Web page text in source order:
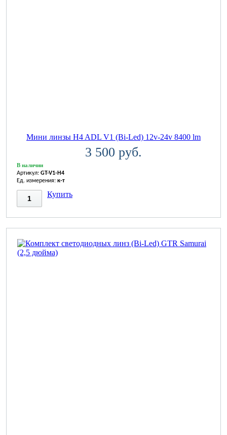
Мини линзы H4 ADL V1 (Bi-Led) 12v-24v 8400 lm
3 500 руб.
В наличии
Артикул: GT-V1-H4
Ед. измерения: к-т
Купить